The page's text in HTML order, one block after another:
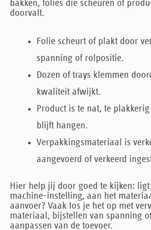
bakken, folies die scheuren of
doorvalt.
Folie scheurt of plakt door
spanning of rolpositie.
Dozen of trays klemmen
kwaliteit afwijkt.
Product is te nat, te
blijft hangen.
Verpakkingsmateriaal is
aangevoerd of verkeerd
Hier help jij door goed te kijken:
machine-instelling, aan het
aanvoer? Vaak los je het op met
materiaal, bijstellen van spanning
aanpassen van de toevoer.